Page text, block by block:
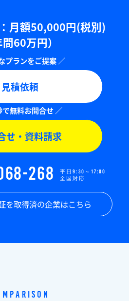
⽉額50,000円(税別)
間60万円）
見積依頼
せ・資料請求
268
平日9:30～17:00
全国対応
を取得済の企業はこちら